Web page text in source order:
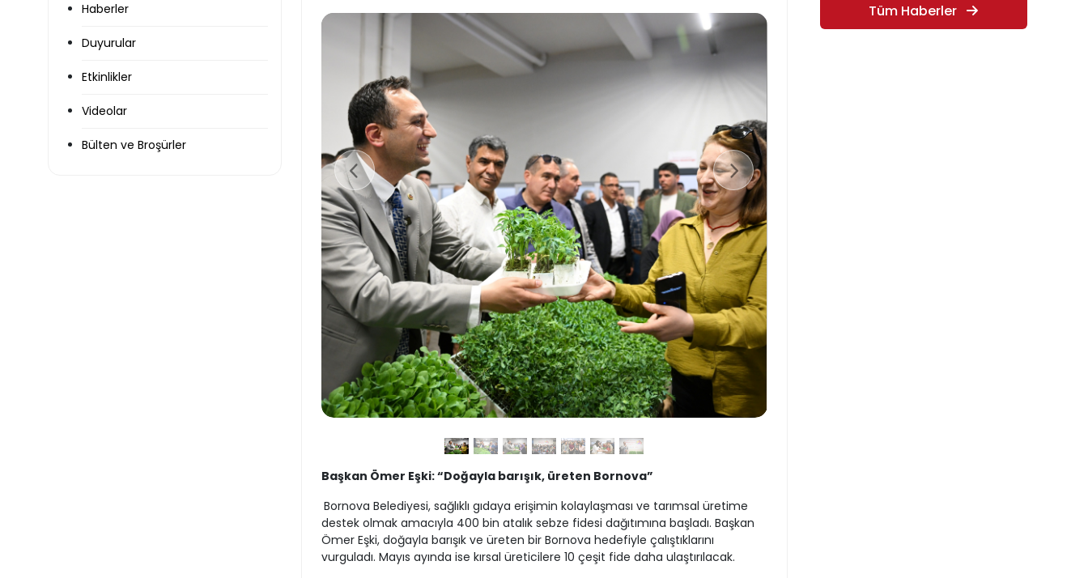
Haberler
Duyurular
Etkinlikler
Videolar
Bülten ve Broşürler
Başkan Ömer Eşki: “Doğayla barışık, üreten Bornova”
Bornova Belediyesi, sağlıklı gıdaya erişimin kolaylaşması ve tarımsal üretime
destek olmak amacıyla 400 bin atalık sebze fidesi dağıtımına başladı. Başkan
Ömer Eşki, doğayla barışık ve üreten bir Bornova hedefiyle çalıştıklarını
vurguladı. Mayıs ayında ise kırsal üreticilere 10 çeşit fide daha ulaştırılacak.
Tüm Haberler